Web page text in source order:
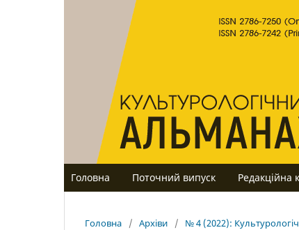
Головна Поточний випуск Редакційна
Головна / Архіви / № 4 (2022):